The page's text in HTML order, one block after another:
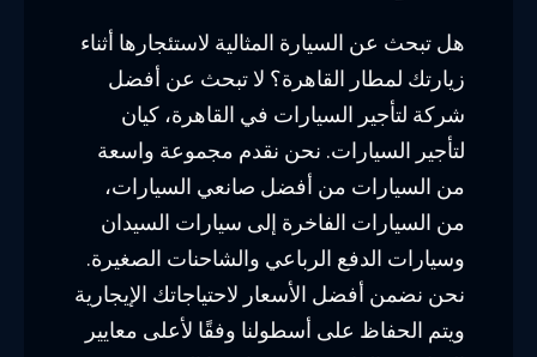
هل تبحث عن السيارة المثالية لاستئجارها أثناء
زيارتك لمطار القاهرة؟ لا تبحث عن أفضل
شركة لتأجير السيارات في القاهرة، كيان
لتأجير السيارات. نحن نقدم مجموعة واسعة
من السيارات من أفضل صانعي السيارات،
من السيارات الفاخرة إلى سيارات السيدان
وسيارات الدفع الرباعي والشاحنات الصغيرة.
نحن نضمن أفضل الأسعار لاحتياجاتك الإيجارية
ويتم الحفاظ على أسطولنا وفقًا لأعلى معايير